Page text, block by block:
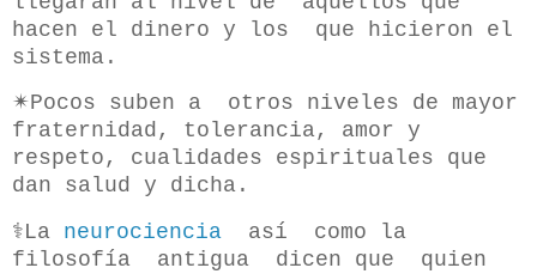
hacen el dinero y los que hicieron el
sistema.
✴Pocos suben a otros niveles de mayor
fraternidad, tolerancia, amor y
respeto, cualidades espirituales que
dan salud y dicha.
⚕La neurociencia así como la
filosofía antigua dicen que quien